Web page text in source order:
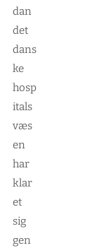
dan
det
dans
ke
hosp
itals
væs
en
har
klar
et
sig
gen